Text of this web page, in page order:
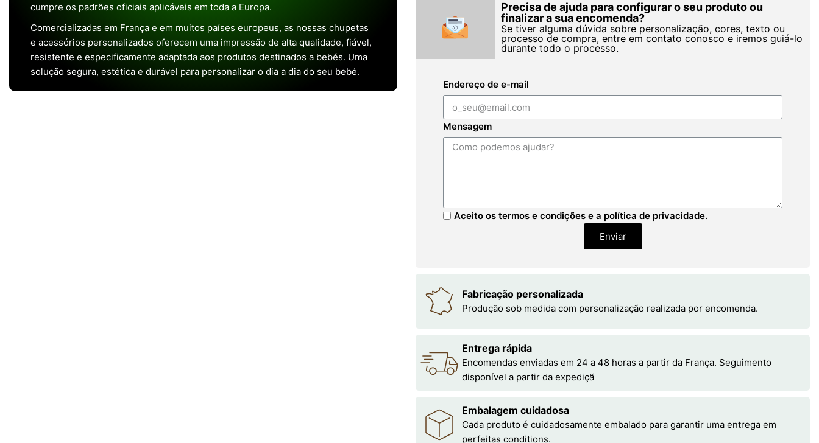
cumpre os padrões oficiais aplicáveis em toda a Europa.
Comercializadas em França e em muitos países europeus, as nossas chupetas
e acessórios personalizados oferecem uma impressão de alta qualidade, fiável,
resistente e especificamente adaptada aos produtos destinados a bebés. Uma
solução segura, estética e durável para personalizar o dia a dia do seu bebé.
Precisa de ajuda para configurar o seu produto ou
finalizar a sua encomenda?
Se tiver alguma dúvida sobre personalização, cores, texto ou
processo de compra, entre em contato conosco e iremos guiá-lo
durante todo o processo.
Endereço de e-mail
Mensagem
Aceito os termos e condições e a política de privacidade.
Enviar
Fabricação personalizada
Produção sob medida com personalização realizada por encomenda.
Entrega rápida
Encomendas enviadas em 24 a 48 horas a partir da França. Seguimento
disponível a partir da expediçã
Embalagem cuidadosa
Cada produto é cuidadosamente embalado para garantir uma entrega em
perfeitas conditions.